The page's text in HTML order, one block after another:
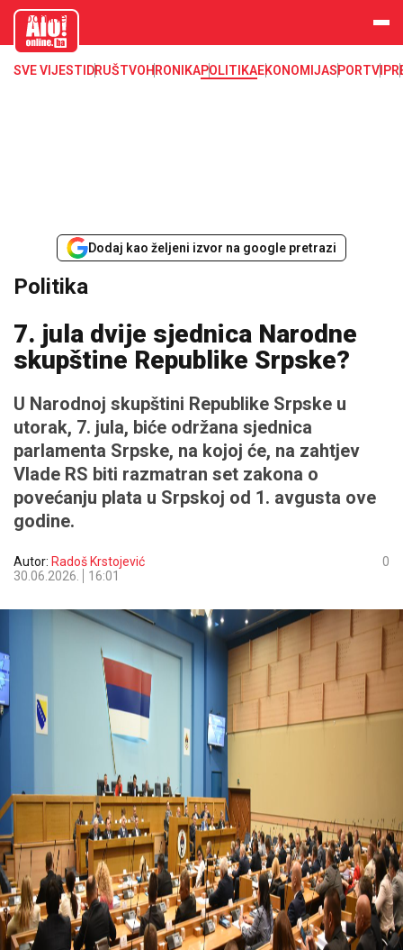
aloonline.b
SVE VIJESTI DRUŠTVOHRONIKAPOLITIKAEKONOMIJASPORTVIP
Dodaj kao željeni izvor na google pretrazi
Politika
7. jula dvije sjednica Narodne
skupštine Republike Srpske?
U Narodnoj skupštini Republike Srpske u
utorak, 7. jula, biće održana sjednica
parlamenta Srpske, na kojoj će, na zahtjev
Vlade RS biti razmatran set zakona o
povećanju plata u Srpskoj od 1. avgusta ove
godine.
Autor: Radoš Krstojević
30.06.2026.
16:01
0